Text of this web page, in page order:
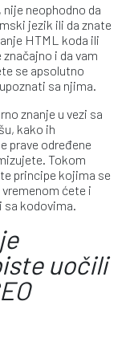
neophodno da
jezik ili da znate
HTML koda ili
i da vam
se apsolutno
sa njima.
znanje u vezi sa
kako ih
prave određene
Tokom
principe kojima se
ćete i
kodovima.
uočili